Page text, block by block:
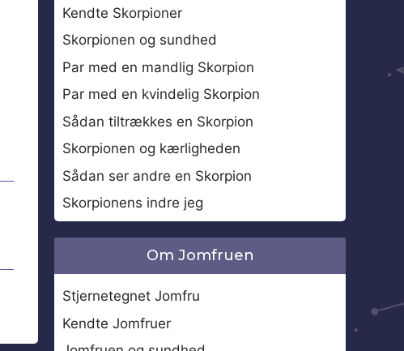
Kendte Skorpioner
Skorpionen og sundhed
Par med en mandlig Skorpion
Par med en kvindelig Skorpion
Sådan tiltrækkes en Skorpion
Skorpionen og kærligheden
Sådan ser andre en Skorpion
Skorpionens indre jeg
Om Jomfruen
Stjernetegnet Jomfru
Kendte Jomfruer